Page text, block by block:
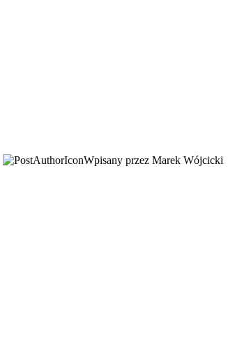
Wpisany przez Marek Wójcicki